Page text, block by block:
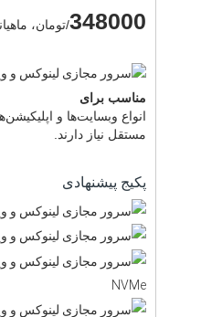
348000/تومان،
مناسب برای
انواع وبسایت‌ها و
مستقل نیاز دارند.
پکیج پیشنهادی
NVMe